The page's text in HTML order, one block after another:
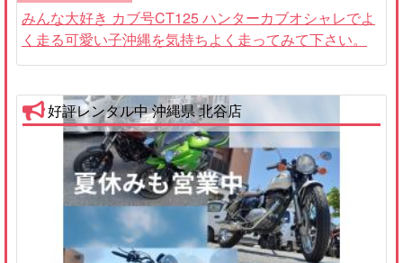
みんな大好き カブ号CT125 ハンターカブオシャレでよ
く走る可愛い子沖縄を気持ちよく走ってみて下さい。
好評レンタル中 沖縄県 北谷店